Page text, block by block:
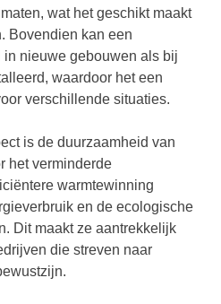
wat het geschikt maakt
Bovendien kan een
nieuwe gebouwen als bij
waardoor het een
verschillende situaties.
is de duurzaamheid van
het verminderde
warmtewinning
en de ecologische
Dit maakt ze aantrekkelijk
die streven naar